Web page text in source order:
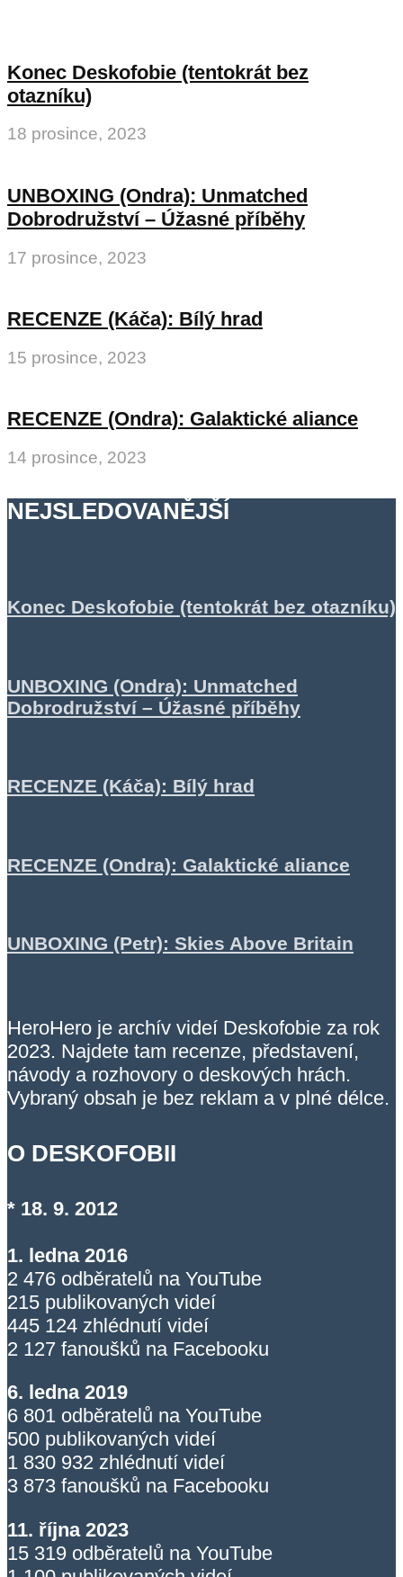
Konec Deskofobie (tentokrát bez
otazníku)
18 prosince, 2023
UNBOXING (Ondra): Unmatched
Dobrodružství – Úžasné příběhy
17 prosince, 2023
RECENZE (Káča): Bílý hrad
15 prosince, 2023
RECENZE (Ondra): Galaktické aliance
14 prosince, 2023
NEJSLEDOVANĚJŠÍ
Konec Deskofobie (tentokrát bez otazníku)
UNBOXING (Ondra): Unmatched
Dobrodružství – Úžasné příběhy
RECENZE (Káča): Bílý hrad
RECENZE (Ondra): Galaktické aliance
UNBOXING (Petr): Skies Above Britain
HeroHero je archív videí Deskofobie za rok
2023. Najdete tam recenze, představení,
návody a rozhovory o deskových hrách.
Vybraný obsah je bez reklam a v plné délce.
O DESKOFOBII
* 18. 9. 2012
1. ledna 2016
2 476 odběratelů na YouTube
215 publikovaných videí
445 124 zhlédnutí videí
2 127 fanoušků na Facebooku
6. ledna 2019
6 801 odběratelů na YouTube
500 publikovaných videí
1 830 932 zhlédnutí videí
3 873 fanoušků na Facebooku
11. října 2023
15 319 odběratelů na YouTube